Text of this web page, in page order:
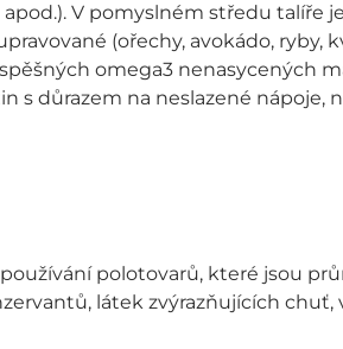
apod.). V pomyslném středu talíře
(ořechy, avokádo, ryby,
omega3 nenasycených
důrazem na neslazené nápoje,
polotovarů, které jsou
látek zvýrazňujících chuť,